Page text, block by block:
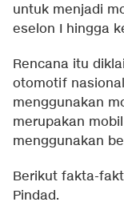
untuk menjadi
eselon I hingga
Rencana itu
otomotif
menggunakan
merupakan
menggunakan
Berikut fakta-
Pindad.